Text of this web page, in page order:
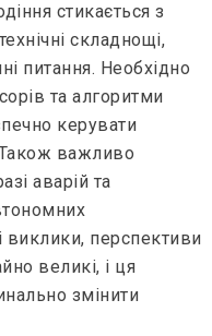
стикається з
складнощі,
питання. Необхідно
та алгоритми
керувати
важливо
аварій та
виклики, перспективи
великі, і ця
змінити